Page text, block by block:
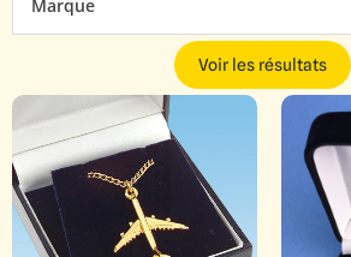
Marque
Voir les résultats